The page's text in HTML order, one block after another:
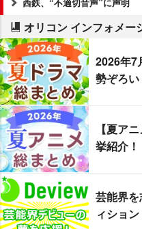
オリコン インフォメー
2026年7
勢ぞろい
【夏ア
挙紹介！
芸能界
ィショ